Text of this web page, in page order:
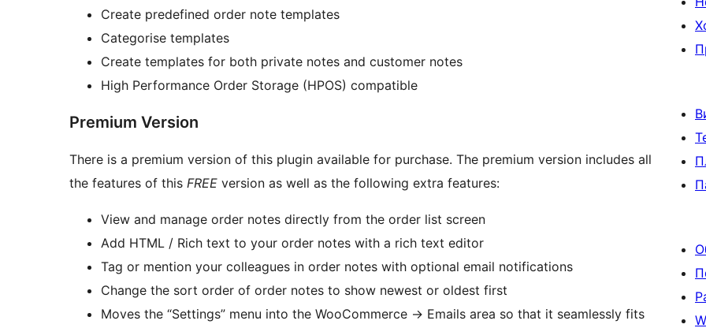
Create predefined order note templates
Categorise templates
Create templates for both private notes and customer notes
High Performance Order Storage (HPOS) compatible
Premium Version
There is a premium version of this plugin available for purchase. The premium version includes all
the features of this FREE version as well as the following extra features:
View and manage order notes directly from the order list screen
Add HTML / Rich text to your order notes with a rich text editor
Tag or mention your colleagues in order notes with optional email notifications
Change the sort order of order notes to show newest or oldest first
Moves the “Settings” menu into the WooCommerce -> Emails area so that it seamlessly fits